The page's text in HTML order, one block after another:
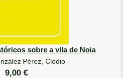
sobre a vila de Noia
Pérez, Clodio
9,00 €